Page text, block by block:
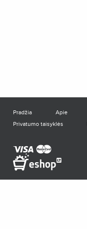
Pradžia Apie
Privatumo taisyklės